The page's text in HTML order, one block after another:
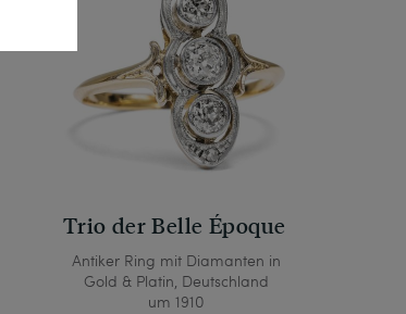
Trio der Belle Époque
Antiker Ring mit Diamanten in
Gold & Platin, Deutschland
um 1910